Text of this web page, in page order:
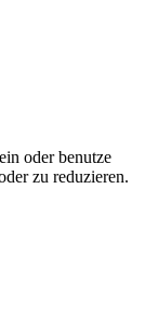
oder benutze
zu reduzieren.